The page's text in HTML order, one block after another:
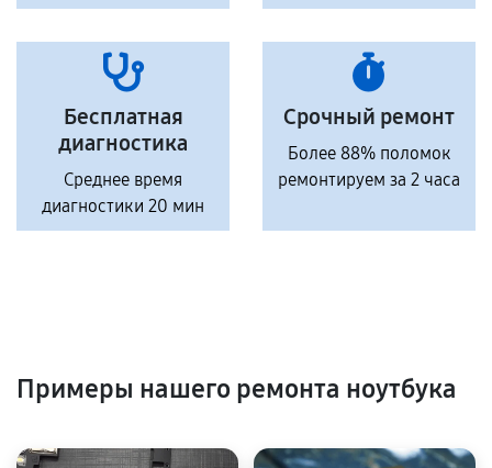
Бесплатная
диагностика
Среднее время
диагностики 20 мин
Срочный ремонт
Более 88% поломок
ремонтируем за 2 часа
Примеры нашего ремонта ноутбука